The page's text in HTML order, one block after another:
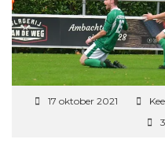
17 oktober 2021